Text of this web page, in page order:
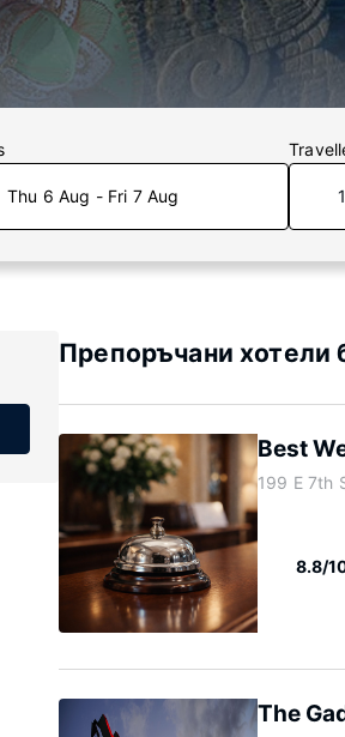
Thu 6 Aug - Fri 7 Aug
Препоръчани хотели
Best
199 E 7th
8.8/
The